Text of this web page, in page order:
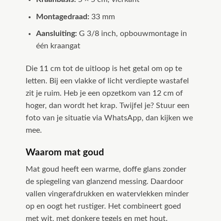
Montagedraad:33 mm
Aansluiting:G 3/8 inch, opbouwmontage in
één kraangat
Die 11 cm tot de uitloop is het getal om op te
letten. Bij een vlakke of licht verdiepte wastafel
zit je ruim. Heb je een opzetkom van 12 cm of
hoger, dan wordt het krap. Twijfel je? Stuur een
foto van je situatie via WhatsApp, dan kijken we
mee.
Waarom mat goud
Mat goud heeft een warme, doffe glans zonder
de spiegeling van glanzend messing. Daardoor
vallen vingerafdrukken en watervlekken minder
op en oogt het rustiger. Het combineert goed
met wit, met donkere tegels en met hout.